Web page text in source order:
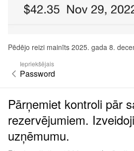
Pēdējo reizi mainīts 2025. gada 8.
Iepriekšējais
Password
Pārņemiet kontroli pār
rezervējumiem.
uzņēmumu.